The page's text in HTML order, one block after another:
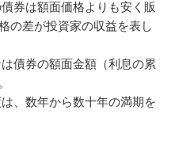
券は額面価格よりも安く販
の差が投資家の収益を表し
債券の額面金額（利息の累
、数年から数十年の満期を